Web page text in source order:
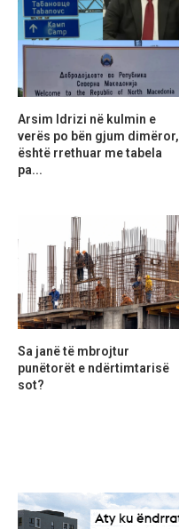
Arsim Idrizi në kulmin e
verës po bën gjum dimëror,
është rrethuar me tabela
pa...
Sa janë të mbrojtur
punëtorët e ndërtimtarisë
sot?